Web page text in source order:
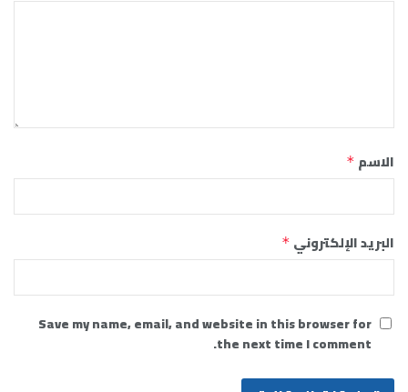
الاسم *
البريد الإلكتروني *
Save my name, email, and website in this browser for
the next time I comment.